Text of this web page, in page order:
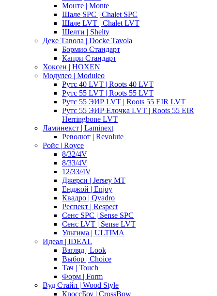
Монте | Monte
Шале SPC | Chalet SPC
Шале LVT | Chalet LVT
Шелти | Shelty
Деке Тавола | Docke Tavola
Бормио Стандарт
Капри Стандарт
Хоксен | HOXEN
Модулео | Moduleo
Рутс 40 LVT | Roots 40 LVT
Рутс 55 LVT | Roots 55 LVT
Рутс 55 ЭИР LVT | Roots 55 EIR LVT
Рутс 55 ЭИР Елочка LVT | Roots 55 EIR
Herringbone LVT
Ламинекст | Laminext
Револют | Revolute
Ройс | Royce
8/32/4V
8/33/4V
12/33/4V
Джерси | Jersey MT
Енджой | Enjoy
Квадро | Qvadro
Респект | Respect
Сенс SPC | Sense SPC
Сенс LVT | Sense LVT
Ультима | ULTIMA
Идеал | IDEAL
Взгляд | Look
Выбор | Choice
Тач | Touch
Форм | Form
Вуд Стайл | Wood Style
КроссБоу | CrossBow